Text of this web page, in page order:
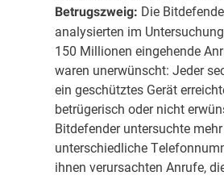
Betrugszweig: Die
analysierten im
150 Millionen eingehende
waren unerwünscht: Jeder
ein geschütztes Gerät
betrügerisch oder nicht
Bitdefender untersuchte
unterschiedliche
ihnen verursachten Anrufe,